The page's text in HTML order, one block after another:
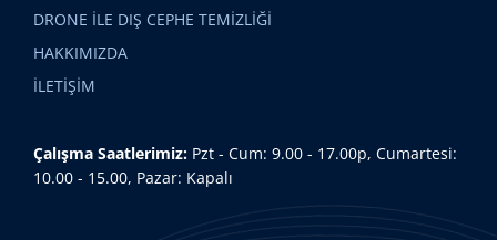
DRONE İLE DIŞ CEPHE TEMİZLİĞİ
HAKKIMIZDA
İLETİŞİM
Çalışma Saatlerimiz: Pzt - Cum: 9.00 - 17.00p, Cumartesi:
10.00 - 15.00, Pazar: Kapalı